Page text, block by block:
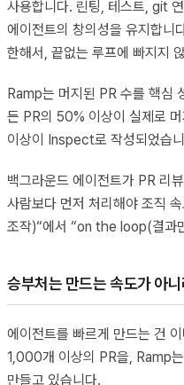
사용합니다. 린팅, 테스트, git
에이전트의 창의성을 유지합니
한해서, 끝없는 루프에 빠지지
Ramp는 머지된 PR 수를 핵심
든 PR의 50% 이상이 실제로
이상이 Inspect로 작성되었습
백그라운드 에이전트가 PR 리
사람보다 먼저 처리해야 조직
조작)“에서 “on the loop(결과
승부처는 만드는 속도가 아
에이전트를 빠르게 만드는 건
1,000개 이상의 PR을, Ramp
만들고 있습니다.